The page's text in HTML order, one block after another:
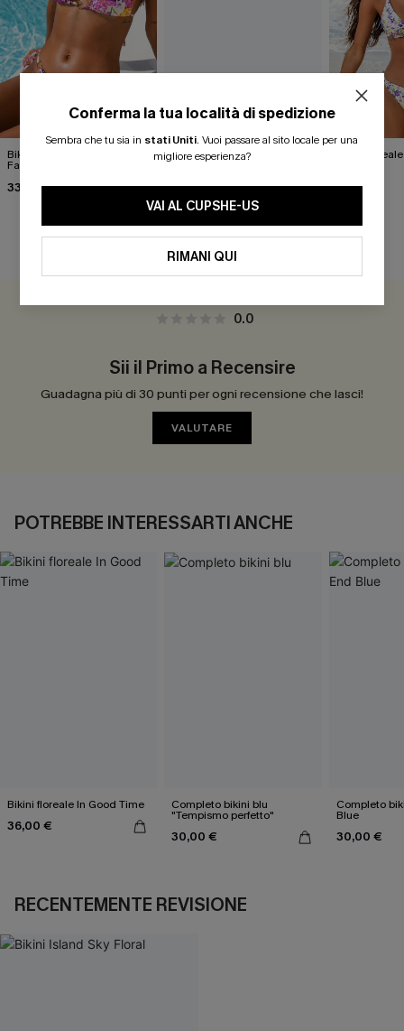
Bikini tropicale Flora &
Fauna
33,00 €37,00 €
Bikini Dizzy con stampe
37,00 €
Bikini
34,00 €
RECENSIONI DEI CLIENTI
0.0
Sii il Primo a Recensire
Guadagna più di 30 punti per ogni recensione che lasci!
VALUTARE
POTREBBE INTERESSARTI ANCHE
Bikini floreale In Good Time
36,00 €
Completo bikini blu
"Tempismo perfetto"
30,00 €
Completo
Blue
30,00 €
RECENTEMENTE REVISIONE
Conferma la tua località di spedizione
Sembra che tu sia in stati Uniti. Vuoi passare al sito locale per una
migliore esperienza?
VAI AL CUPSHE-US
RIMANI QUI